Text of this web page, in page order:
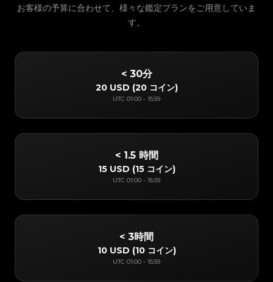
お客様の予算に合わせて、様々な鑑定プランをご用意していま
す。
< 30分
20 USD (20 コイン)
UTC 01:00 - 15:59
< 1.5 時間
15 USD (15 コイン)
UTC 01:00 - 15:59
< 3時間
10 USD (10 コイン)
UTC 01:00 - 15:59